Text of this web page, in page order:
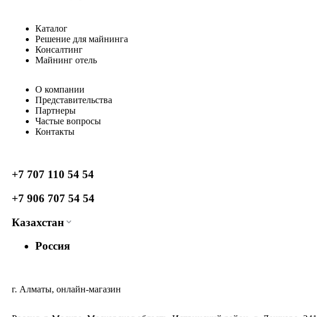
Каталог
Решение для майнинга
Консалтинг
Майнинг отель
О компании
Представительства
Партнеры
Частые вопросы
Контакты
+7 707 110 54 54
+7 906 707 54 54
Казахстан
Россия
г. Алматы, онлайн-магазин